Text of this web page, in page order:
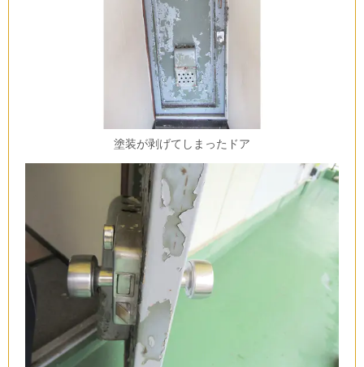
塗装が剥げてしまったドア